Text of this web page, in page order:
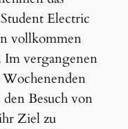
Electric
vollkommen
Im vergangenen
Wochenenden
Besuch von
Ziel zu